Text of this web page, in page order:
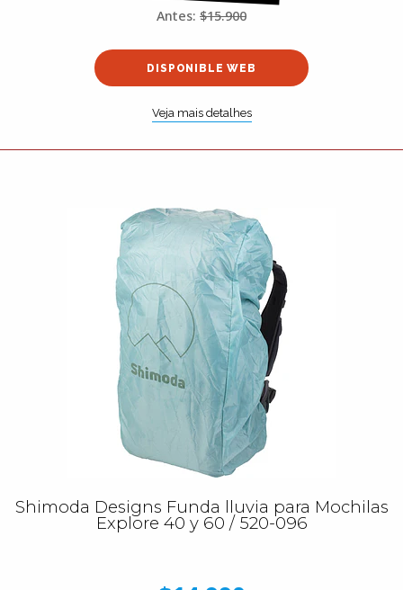
Antes: $15.900
DISPONIBLE WEB
Veja mais detalhes
Shimoda Designs Funda lluvia para Mochilas
Explore 40 y 60 / 520-096